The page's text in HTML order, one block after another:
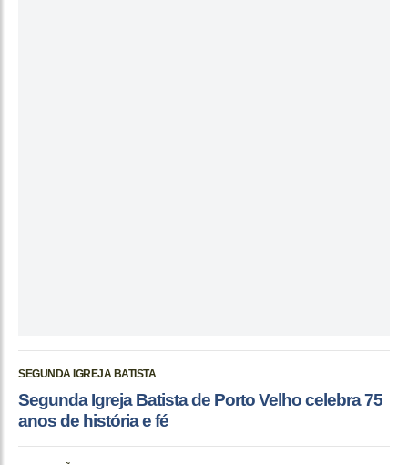
SEGUNDA IGREJA BATISTA
Segunda Igreja Batista de Porto Velho celebra 75
anos de história e fé